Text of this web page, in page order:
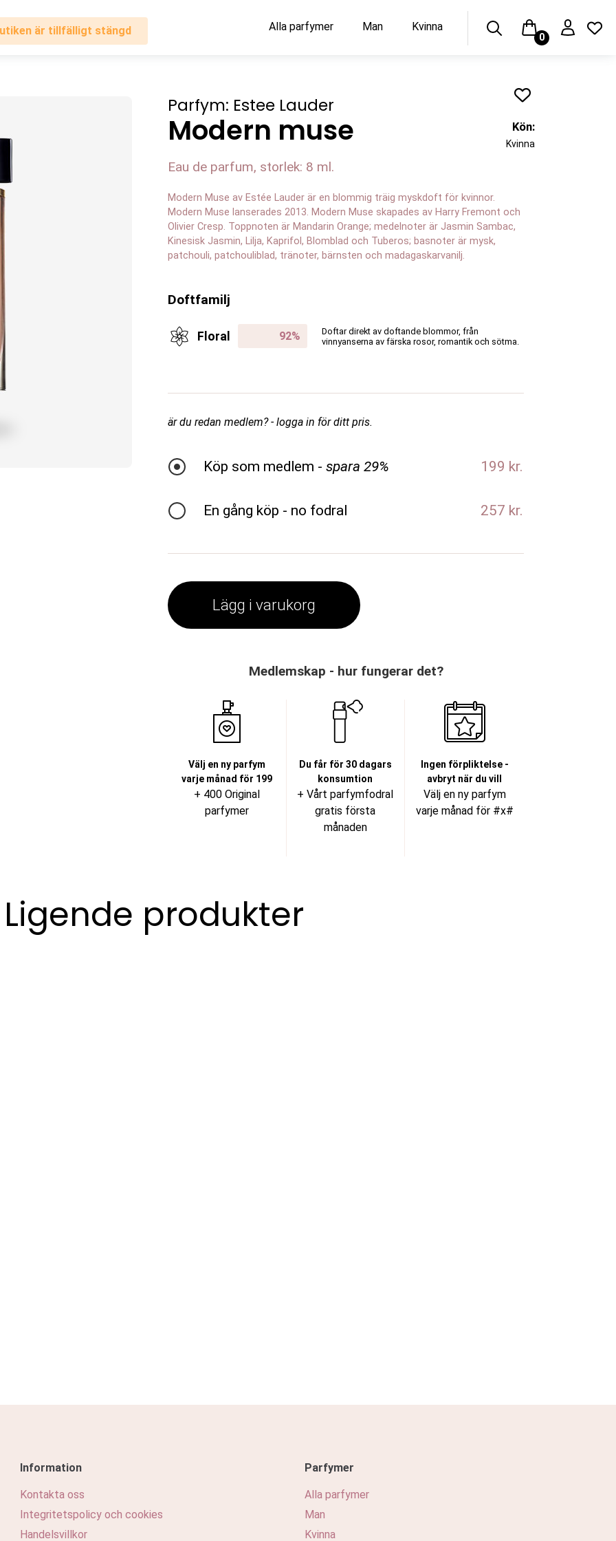
är tillfälligt stängd Alla parfymer Man Kvinna
0
Parfym: Estee Lauder
Modern muse
Eau de parfum, storlek: 8 ml.
Modern Muse av Estée Lauder är en blommig träig myskdoft för kvinnor.
Modern Muse lanserades 2013. Modern Muse skapades av Harry Fremont och
Olivier Cresp. Toppnoten är Mandarin Orange; medelnoter är Jasmin Sambac,
Kinesisk Jasmin, Lilja, Kaprifol, Blomblad och Tuberos; basnoter är mysk,
patchouli, patchouliblad, tränoter, bärnsten och madagaskarvanilj.
Doftfamilj
Floral
Doftar direkt av doftande blommor, från
vinnyanserna av färska rosor, romantik och sötma.
Kön:
Kvinna
är du redan medlem? - logga in för ditt pris.
Köp som medlem - spara 29% 199 kr.
En gång köp - no fodral 257 kr.
Lägg i varukorg
Medlemskap - hur fungerar det?
Välj en ny parfym
varje månad för 199
+ 400 Original
parfymer
Du får för 30 dagars
konsumtion
+ Vårt parfymfodral
gratis första
månaden
Ingen förpliktelse -
avbryt när du vill
Välj en ny parfym
varje månad för #x#
Ligende produkter
Information
Kontakta oss
Integritetspolicy och cookies
Handelsvillkor
Parfymer
Alla parfymer
Man
Kvinna